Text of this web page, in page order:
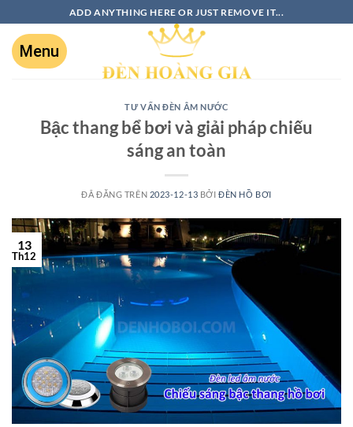
ADD ANYTHING HERE OR JUST REMOVE IT...
TƯ VẤN ĐÈN ÂM NƯỚC
Bậc thang bể bơi và giải pháp chiếu
sáng an toàn
ĐÃ ĐĂNG TRÊN 2023-12-13 BỞIĐÈN HỒ BƠI
13
Th12